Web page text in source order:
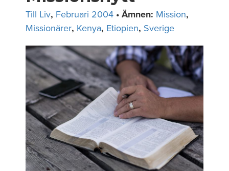
Till Liv, Februari 2004 • Ämnen: Mission,
Missionärer, Kenya, Etiopien, Sverige